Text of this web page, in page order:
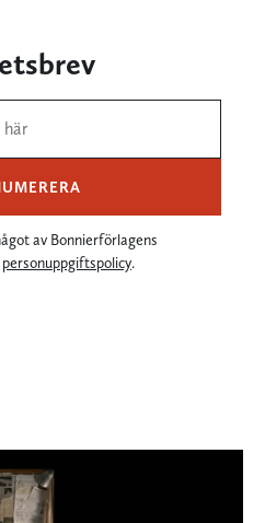
av Bonnierförlagens
personuppgiftspolicy.